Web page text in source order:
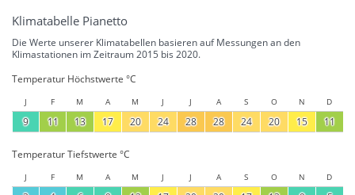
Klimatabelle Pianetto
Die Werte unserer Klimatabellen basieren auf Messungen an den
Klimastationen im Zeitraum 2015 bis 2020.
Temperatur Höchstwerte °C
J F M A M J J A S O N D
9 11 13 17 20 24 28 28 24 20 15 11
Temperatur Tiefstwerte °C
J F M A M J J A S O N D